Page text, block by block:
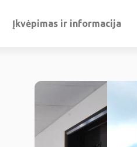
Įkvėpimas ir informacija